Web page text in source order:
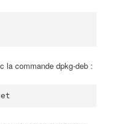
la commande dpkg-deb :